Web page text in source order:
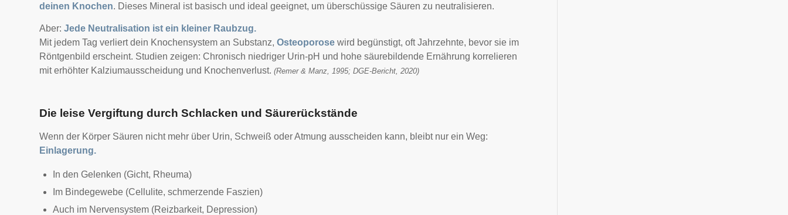
deinen Knochen. Dieses Mineral ist basisch und ideal geeignet, um überschüssige Säuren zu neutralisieren.
Aber: Jede Neutralisation ist ein kleiner Raubzug.
Mit jedem Tag verliert dein Knochensystem an Substanz, Osteoporose wird begünstigt, oft Jahrzehnte, bevor sie im
Röntgenbild erscheint. Studien zeigen: Chronisch niedriger Urin-pH und hohe säurebildende Ernährung korrelieren
mit erhöhter Kalziumausscheidung und Knochenverlust. (Remer & Manz, 1995; DGE-Bericht, 2020)
Die leise Vergiftung durch Schlacken und Säurerückstände
Wenn der Körper Säuren nicht mehr über Urin, Schweiß oder Atmung ausscheiden kann, bleibt nur ein Weg:
Einlagerung.
In den Gelenken (Gicht, Rheuma)
Im Bindegewebe (Cellulite, schmerzende Faszien)
Auch im Nervensystem (Reizbarkeit, Depression)